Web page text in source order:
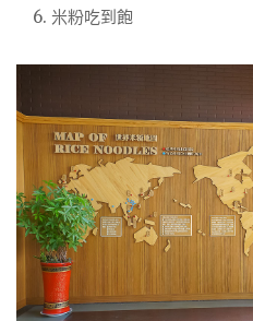
6. 米粉吃到飽